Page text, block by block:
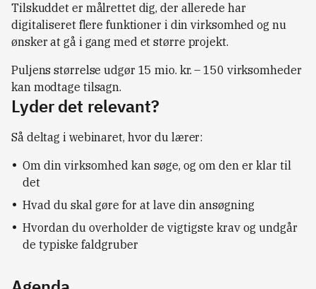
Tilskuddet er målrettet dig, der allerede har
digitaliseret flere funktioner i din virksomhed og nu
ønsker at gå i gang med et større projekt.
Puljens størrelse udgør 15 mio. kr. – 150 virksomheder
kan modtage tilsagn.
Lyder det relevant?
Så deltag i webinaret, hvor du lærer:
Om din virksomhed kan søge, og om den er klar til
det
Hvad du skal gøre for at lave din ansøgning
Hvordan du overholder de vigtigste krav og undgår
de typiske faldgruber